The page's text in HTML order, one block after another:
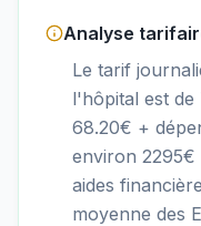
Analyse
Le tarif
l'hôpital est
68.20€ +
environ 2295€
aides
moyenne des